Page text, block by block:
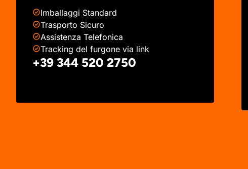
Imballaggi Standard
Trasporto Sicuro
Assistenza Telefonica
Tracking del furgone via link
+39 344 520 2750